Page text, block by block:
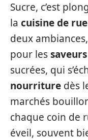
Sucre, c’est
la cuisine de
deux
pour les
sucrées, qui
nourriture dès
marchés
chaque coin de
éveil, souvent